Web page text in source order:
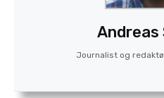
Andreas
Journalist og